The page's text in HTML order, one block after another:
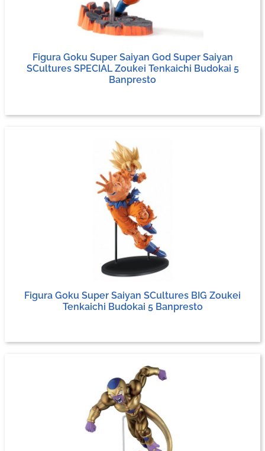
Figura Goku Super Saiyan God Super Saiyan
SCultures SPECIAL Zoukei Tenkaichi Budokai 5
Banpresto
Figura Goku Super Saiyan SCultures BIG Zoukei
Tenkaichi Budokai 5 Banpresto